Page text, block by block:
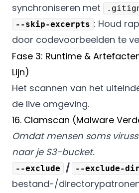
synchroniseren met
--skip-excerpts : Houd
door codevoorbeelden te
Fase 3: Runtime &
Lijn)
Het scannen van het
de live omgeving.
16. Clamscan (Malware
Omdat mensen soms
naar je S3-bucket.
--exclude / --exclude-dir
bestand-/